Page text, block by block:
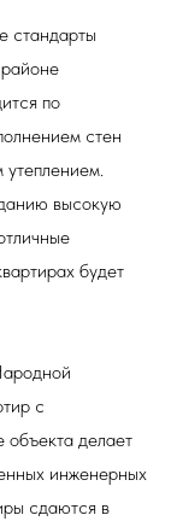
стандарты
по
стен
утеплением.
высокую
будет
с
делает
инженерных
сдаются в